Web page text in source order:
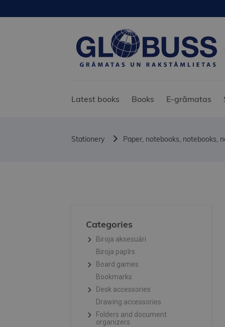
Latest books Books E-grāmatas
Stationery Paper, notebooks, notebooks,
Categories
Biroja aksesuāri
Biroja papīrs
Board games
Bookmarks
Desk accessories
Drawing accessories
Folders and document
organizers